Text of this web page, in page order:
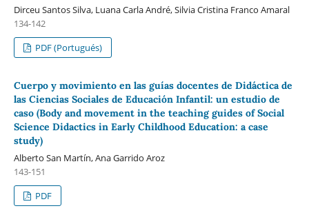
Dirceu Santos Silva, Luana Carla André, Silvia Cristina Franco Amaral
134-142
PDF (Portugués)
Cuerpo y movimiento en las guías docentes de Didáctica de
las Ciencias Sociales de Educación Infantil: un estudio de
caso (Body and movement in the teaching guides of Social
Science Didactics in Early Childhood Education: a case
study)
Alberto San Martín, Ana Garrido Aroz
143-151
PDF